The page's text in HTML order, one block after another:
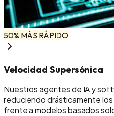
50% MÁS RÁPIDO
Velocidad Supersónica
Nuestros agentes de IA y
reduciendo drásticamente
frente a modelos basados